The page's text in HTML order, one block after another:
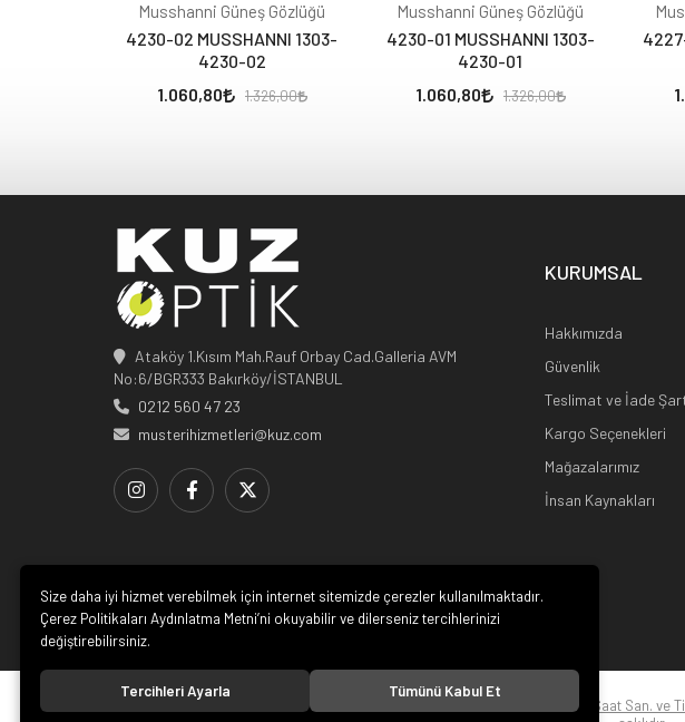
Musshanni Güneş Gözlüğü
4230-02 MUSSHANNI 1303-
4230-02
1.060,80
1.326,00
Musshanni Güneş Gözlüğü
4230-01 MUSSHANNI 1303-
4230-01
1.060,80
1.326,00
Ataköy 1.Kısım Mah.Rauf Orbay Cad.Galleria AVM
No:6/BGR333 Bakırköy/İSTANBUL
0212 560 47 23
musterihizmetleri@kuz.com
KURUMSAL
Hakkımızda
Güvenlik
Teslimat ve İade
Kargo Seçenekleri
Mağazalarımız
İnsan Kaynakları
Kuz Optik ve Saat San. ve
Size daha iyi hizmet verebilmek için internet sitemizde çerezler kullanılmaktadır.
Çerez Politikaları Aydınlatma Metni’ni okuyabilir ve dilerseniz tercihlerinizi
değiştirebilirsiniz.
Tercihleri Ayarla Tümünü Kabul Et